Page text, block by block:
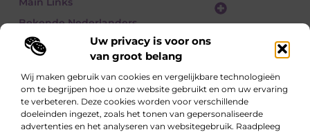
Uw privacy is voor ons
van groot belang
Wij maken gebruik van cookies en vergelijkbare technologieën
om te begrijpen hoe u onze website gebruikt en om uw ervaring
te verbeteren. Deze cookies worden voor verschillende
doeleinden ingezet, zoals het tonen van gepersonaliseerde
advertenties en het analyseren van websitegebruik. Raadpleeg
Bekende Nederlanders
Lees, Ontdek, Beleef.
Blogs over alledaagse onderwerpen – vol inzichten, verhalen en tips die
je blik verruimen.